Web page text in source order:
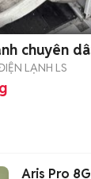
chuyên
LẠNH LS
Aris Pro